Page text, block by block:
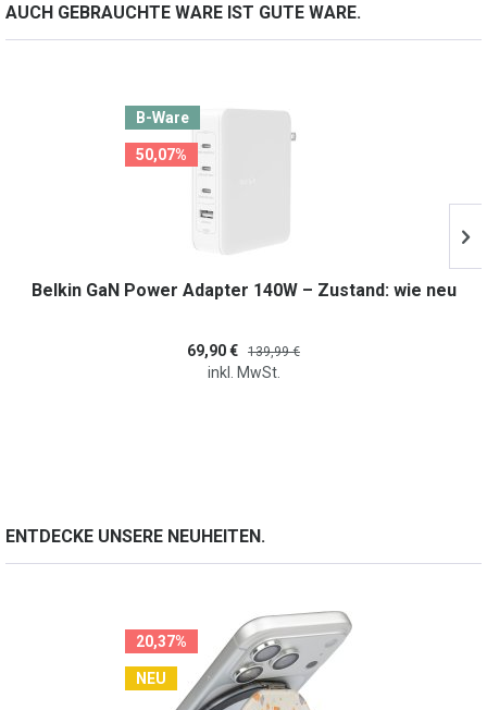
AUCH GEBRAUCHTE WARE IST GUTE WARE.
B-Ware
50,07%
Belkin GaN Power Adapter 140W – Zustand: wie neu
69,90 € 139,99 €
inkl. MwSt.
ENTDECKE UNSERE NEUHEITEN.
20,37%
NEU